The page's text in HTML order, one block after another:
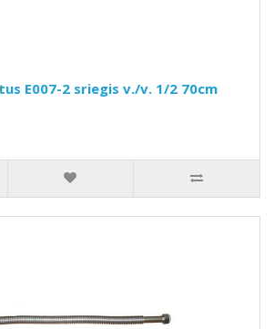
E007-2 sriegis v./v. 1/2 70cm